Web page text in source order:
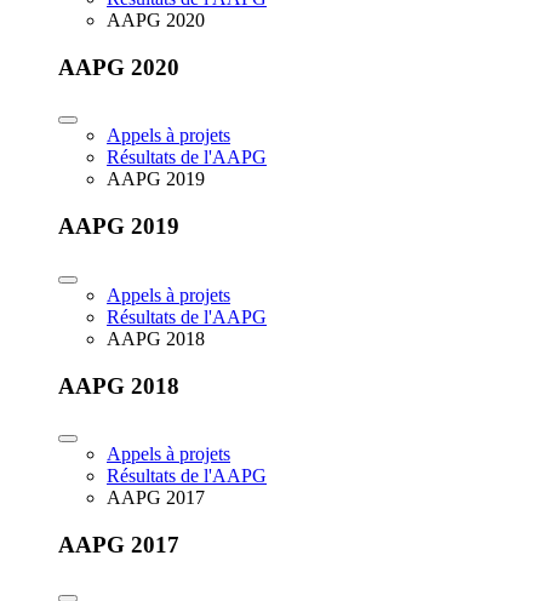
AAPG 2020
AAPG 2020
Appels à projets
Résultats de l'AAPG
AAPG 2019
AAPG 2019
Appels à projets
Résultats de l'AAPG
AAPG 2018
AAPG 2018
Appels à projets
Résultats de l'AAPG
AAPG 2017
AAPG 2017